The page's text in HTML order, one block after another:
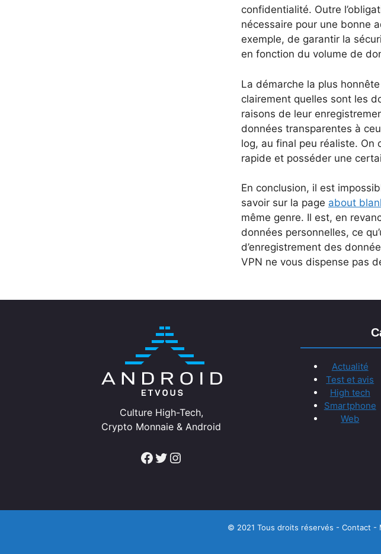
confidentialité. Outre
nécessaire pour une bonne
exemple, de garantir la
en fonction du volume de
La démarche la plus
clairement quelles sont les
raisons de leur
données transparentes à
log, au final peu réaliste. On
rapide et posséder une
En conclusion, il est
savoir sur la page about
même genre. Il est, en
données personnelles, ce
d’enregistrement des
VPN ne vous dispense pas
Culture High-Tech,
Crypto Monnaie & Android
Facebook Twitter Instagram
Actualité
Test et avis
High tech
Smartphone
Web
© 2021 Tous droits réservés - Contact -